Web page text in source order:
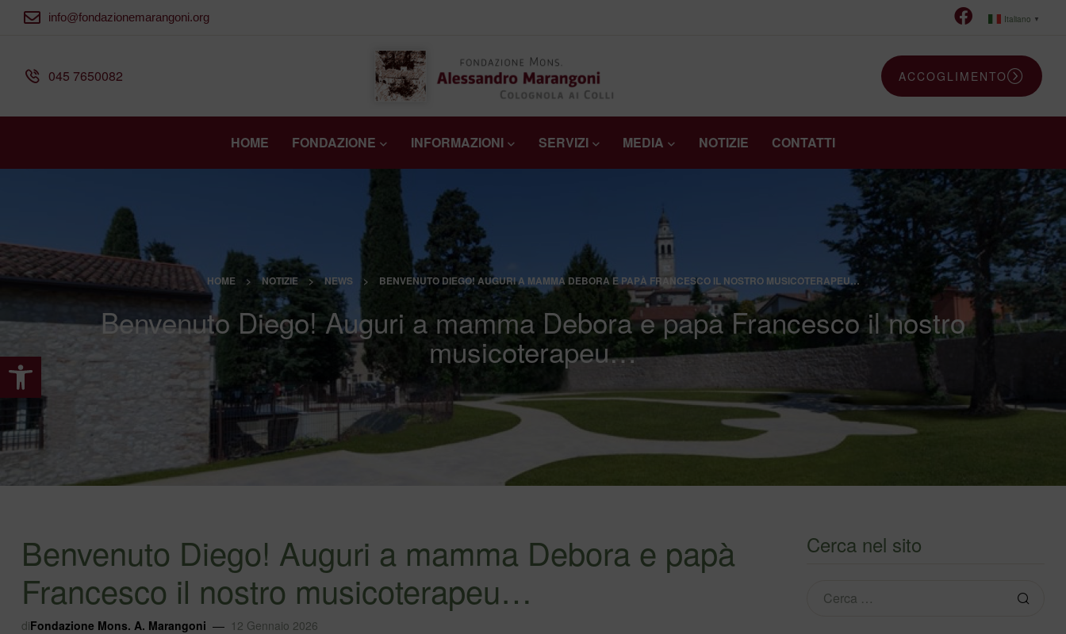
Apri la barra degli strumenti
info@fondazionemarangoni.org Italiano ▼
045 7650082 ACCOGLIMENTO
HOME FONDAZIONE INFORMAZIONI SERVIZI MEDIA NOTIZIE CONTATTI
HOME > NOTIZIE > NEWS > BENVENUTO DIEGO! AUGURI A MAMMA DEBORA E PAPÀ FRANCESCO IL NOSTRO MUSICOTERAPEU…
Benvenuto Diego! Auguri a mamma Debora e papà Francesco il nostro
musicoterapeu…
Benvenuto Diego! Auguri a mamma Debora e papà
Francesco il nostro musicoterapeu…
diFondazione Mons. A. Marangoni 12 Gennaio 2026
Cerca nel sito